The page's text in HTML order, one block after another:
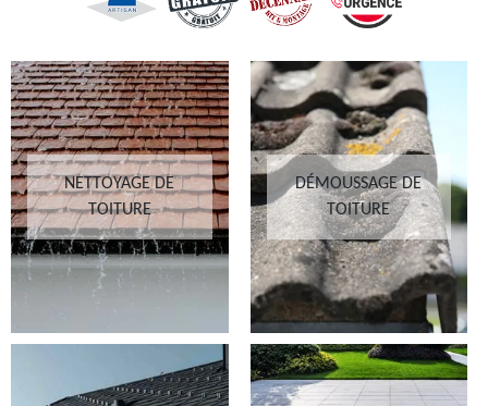
NETTOYAGE DE
TOITURE
DÉMOUSSAGE DE
TOITURE